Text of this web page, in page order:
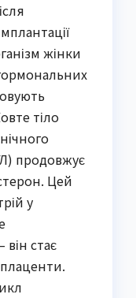
жінки
тіло
продовжує
Цей
у
стає